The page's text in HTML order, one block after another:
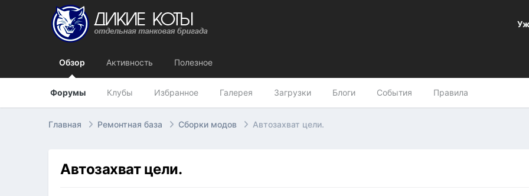
Обзор
Форумы Клубы Избранное Галерея Загрузки Блоги События Правила
Активность Полезное
Главная Ремонтная база Сборки модов Автозахват цели.
Автозахват цели.